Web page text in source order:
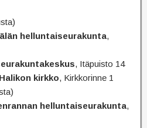
helluntaiseurakunta,
, Itäpuisto 14
kirkko, Kirkkorinne 1
helluntaiseurakunta,